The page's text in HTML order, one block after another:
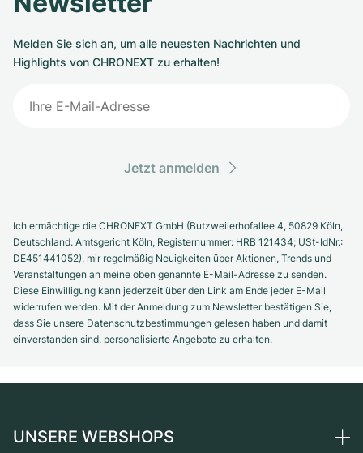
Melden Sie sich an, um alle neuesten Nachrichten und
Highlights von CHRONEXT zu erhalten!
Jetzt anmelden
Ich ermächtige die CHRONEXT GmbH (Butzweilerhofallee 4, 50829 Köln,
Deutschland. Amtsgericht Köln, Registernummer: HRB 121434; USt-IdNr.:
DE451441052), mir regelmäßig Neuigkeiten über Aktionen, Trends und
Veranstaltungen an meine oben genannte E-Mail-Adresse zu senden.
Diese Einwilligung kann jederzeit über den Link am Ende jeder E-Mail
widerrufen werden. Mit der Anmeldung zum Newsletter bestätigen Sie,
dass Sie unsere Datenschutzbestimmungen gelesen haben und damit
einverstanden sind, personalisierte Angebote zu erhalten.
UNSERE WEBSHOPS